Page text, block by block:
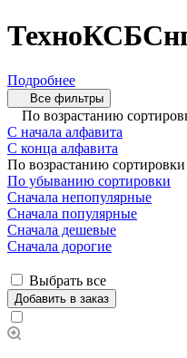
Подробнее
Все фильтры
По возрастанию
С начала алфавита
С конца алфавита
По возрастанию сортировки
По убыванию сортировки
Сначала непопулярные
Сначала популярные
Сначала дешевые
Сначала дорогие
Выбрать все
Добавить в заказ